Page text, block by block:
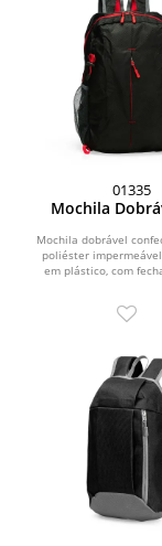
01335
Mochila
Mochila dobrável
poliéster
em plástico, com